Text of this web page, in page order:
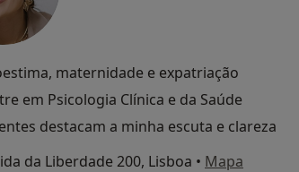
maternidade e expatriação
em Psicologia Clínica e da Saúde
destacam a minha escuta e clareza
da Liberdade 200, Lisboa • Mapa